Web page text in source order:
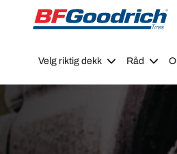
Go to page content Go to page
Velg riktig dekk Råd